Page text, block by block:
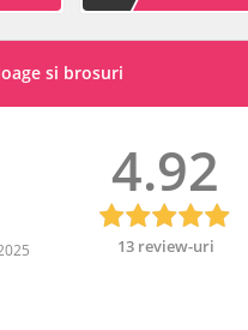
si brosuri
4.92
13 review-uri